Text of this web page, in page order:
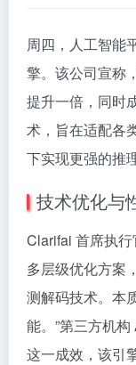
周四，人工智能
擎。该公司宣称
提升一倍，同时
术，旨在适配各
下实现更强的推
技术优化与
Clarifai 首席执行
多层级优化方案
测解码技术。本
能。”第三方机
这一成效，该引